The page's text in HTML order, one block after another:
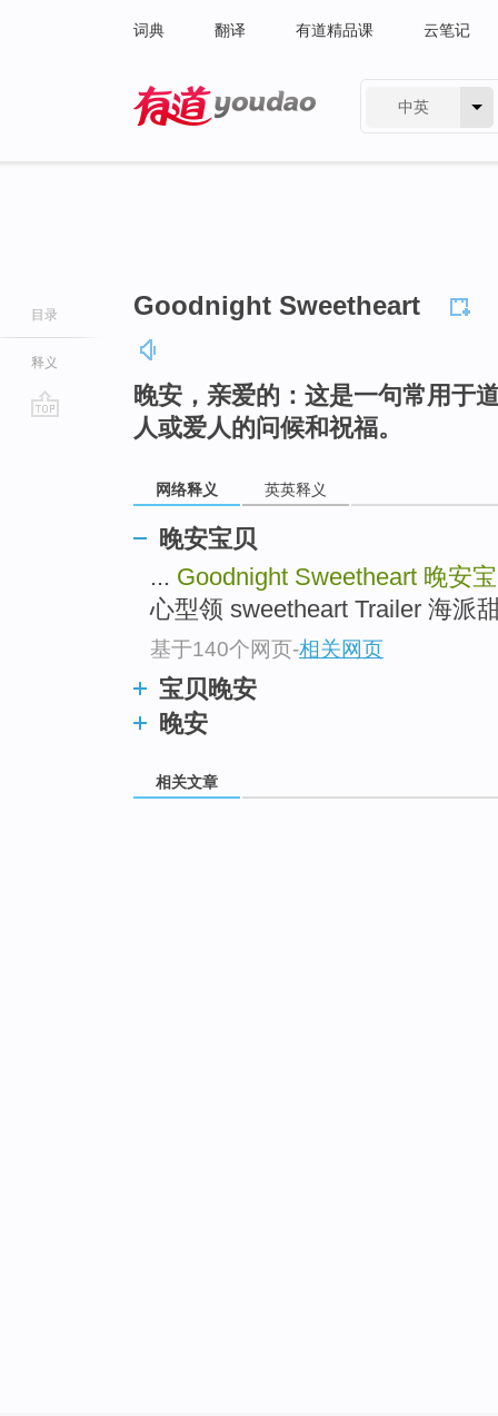
词典 翻译 有道精品课 云笔记
中英
目录
释义
Goodnight Sweetheart
晚安，亲爱的：这是一句常用于
人或爱人的问候和祝福。
网络释义 英英释义
晚安宝贝
... Goodnight Sweetheart 晚安
心型领 sweetheart Trailer 海派
基于140个网页-相关网页
宝贝晚安
晚安
相关文章